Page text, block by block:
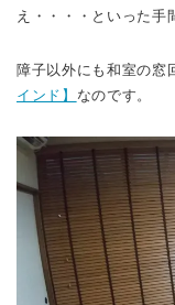
え・・・・といった手
障子以外にも和室の窓
インド】 なのです。